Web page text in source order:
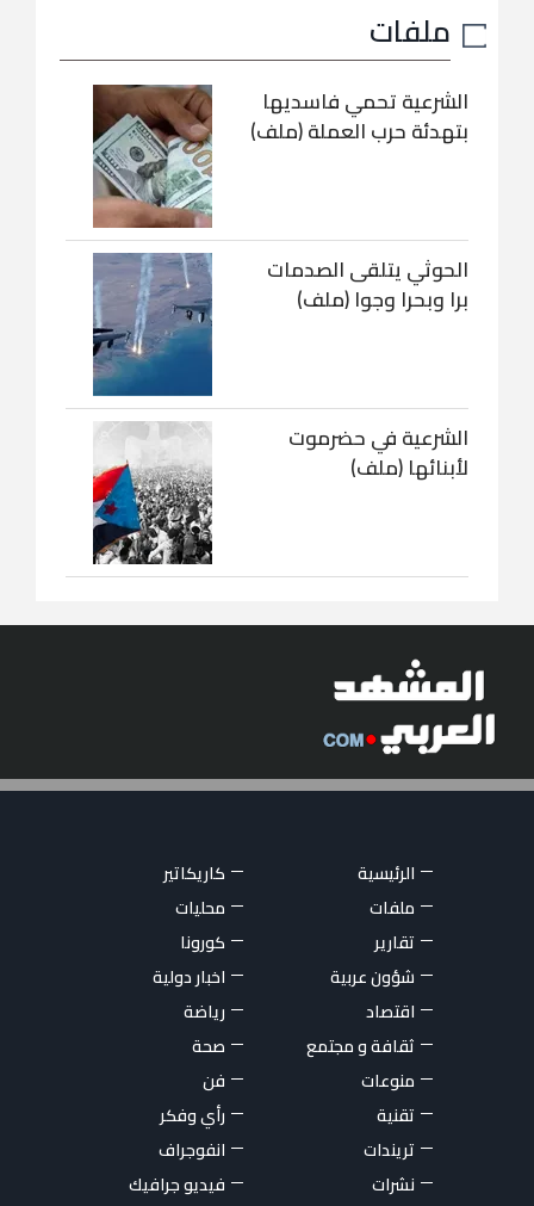
ملفات
الشرعية تحمي فاسديها
بتهدئة حرب العملة (ملف)
الحوثي يتلقى الصدمات
برا وبحرا وجوا (ملف)
الشرعية في حضرموت
لأبنائها (ملف)
الرئيسية
كاريكاتير
ملفات
محليات
تقارير
كورونا
شؤون عربية
اخبار دولية
اقتصاد
رياضة
ثقافة و مجتمع
صحة
منوعات
فن
تقنية
رأي وفكر
تريندات
انفوجراف
نشرات
فيديو جرافيك